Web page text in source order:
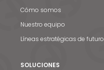
Cómo somos
Nuestro equipo
Líneas estratégicas de futuro
SOLUCIONES